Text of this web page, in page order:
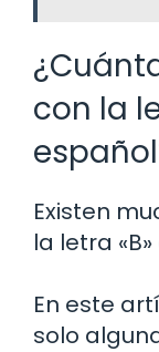
con la
Existen
la letra
En este
solo